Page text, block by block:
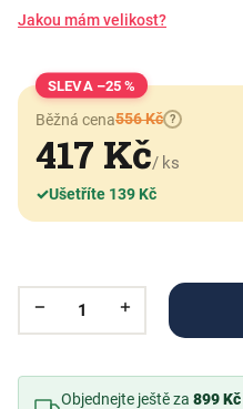
Jakou mám velikost?
–25 %
Běžná cena556 Kč ?
417 Kč/ ks
✓Ušetříte 139 Kč
Objednejte ještě za 899 Kč